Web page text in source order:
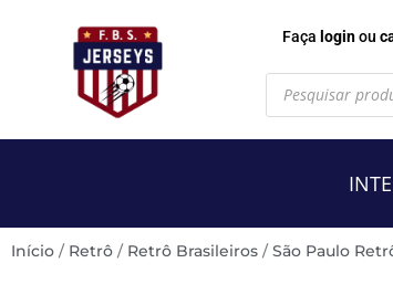
Faça loginou
Pesquisar
produtos
Início / Retrô / Retrô Brasileiros /São Paulo